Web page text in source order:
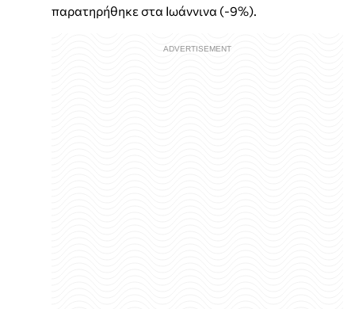
παρατηρήθηκε στα Ιωάννινα (-9%).